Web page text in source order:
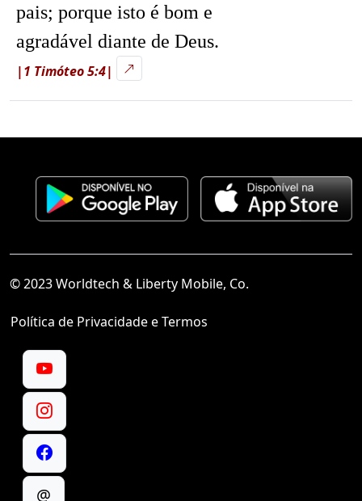
pais; porque isto é bom e
agradável diante de Deus.
|1 Timóteo 5:4|
© 2023 Worldtech & Liberty Mobile, Co.
Política de Privacidade e Termos
@